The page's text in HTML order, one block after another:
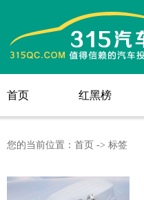
首页
首页
红黑榜
红黑榜
您的当前位置： 首页 -> 标签